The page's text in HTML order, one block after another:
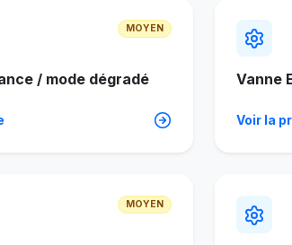
MOYEN
/ mode dégradé Vanne
Voir la
MOYEN